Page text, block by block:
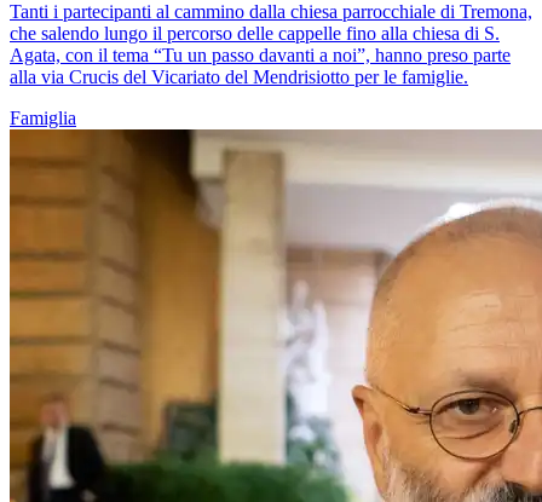
Tanti i partecipanti al cammino dalla chiesa parrocchiale di Tremona,
che salendo lungo il percorso delle cappelle fino alla chiesa di S.
Agata, con il tema “Tu un passo davanti a noi”, hanno preso parte
alla via Crucis del Vicariato del Mendrisiotto per le famiglie.
Famiglia